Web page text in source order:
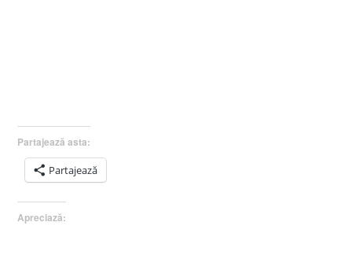
Partajează asta:
Partajează
Apreciază: